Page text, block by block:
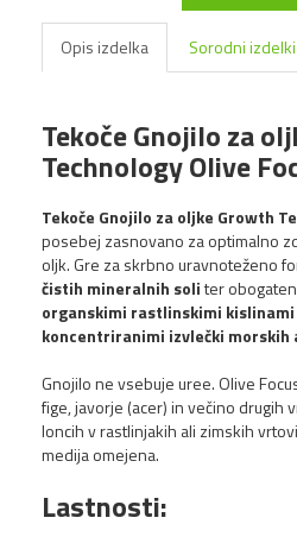
Growth Technology Liquid
Oxygen 1 Liter
13,50 €
Opis izdelka Sorodni izdelki
Tekoče Gnojilo za
Technology Olive
Tekoče Gnojilo za oljke Growth
posebej zasnovano za optimalno
oljk. Gre za skrbno uravnoteženo
čistih mineralnih soliter
organskimi rastlinskimi kislinami
koncentriranimi izvlečki morskih
Gnojilo ne vsebuje uree. Olive
fige, javorje (acer) in večino drugih
loncih v rastlinjakih ali zimskih
medija omejena.
Lastnosti: